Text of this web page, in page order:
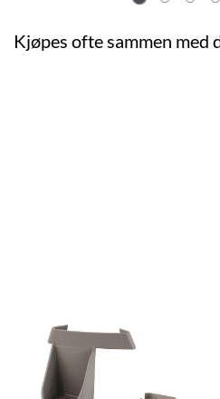
Kjøpes ofte sammen